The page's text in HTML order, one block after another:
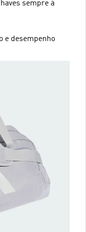
sempre à
e desempenho